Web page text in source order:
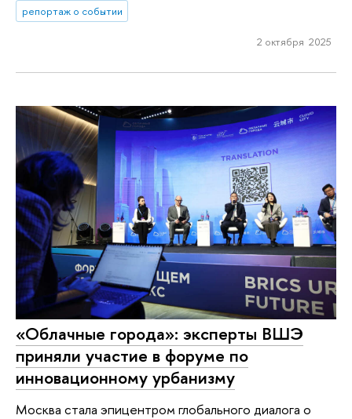
репортаж о событии
2 октября 2025
«Облачные города»: эксперты ВШЭ
приняли участие в форуме по
инновационному урбанизму
Москва стала эпицентром глобального диалога о